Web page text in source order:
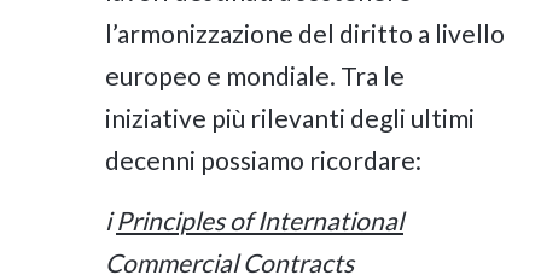
l’armonizzazione del diritto a livello
europeo e mondiale. Tra le
iniziative più rilevanti degli ultimi
decenni possiamo ricordare:
iPrinciples of International
Commercial Contracts